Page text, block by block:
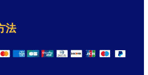
法